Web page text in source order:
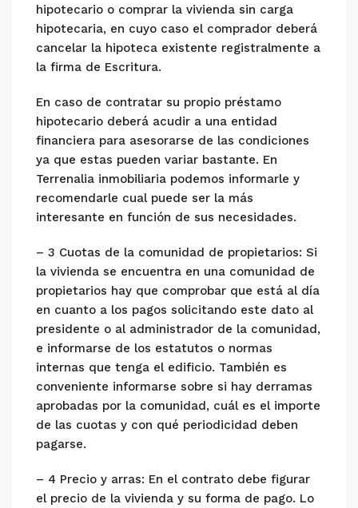
hipotecario o comprar la vivienda sin carga
hipotecaria, en cuyo caso el comprador deberá
cancelar la hipoteca existente registralmente a
la firma de Escritura.
En caso de contratar su propio préstamo
hipotecario deberá acudir a una entidad
financiera para asesorarse de las condiciones
ya que estas pueden variar bastante. En
Terrenalia inmobiliaria podemos informarle y
recomendarle cual puede ser la más
interesante en función de sus necesidades.
– 3 Cuotas de la comunidad de propietarios: Si
la vivienda se encuentra en una comunidad de
propietarios hay que comprobar que está al día
en cuanto a los pagos solicitando este dato al
presidente o al administrador de la comunidad,
e informarse de los estatutos o normas
internas que tenga el edificio. También es
conveniente informarse sobre si hay derramas
aprobadas por la comunidad, cuál es el importe
de las cuotas y con qué periodicidad deben
pagarse.
– 4 Precio y arras: En el contrato debe figurar
el precio de la vivienda y su forma de pago. Lo